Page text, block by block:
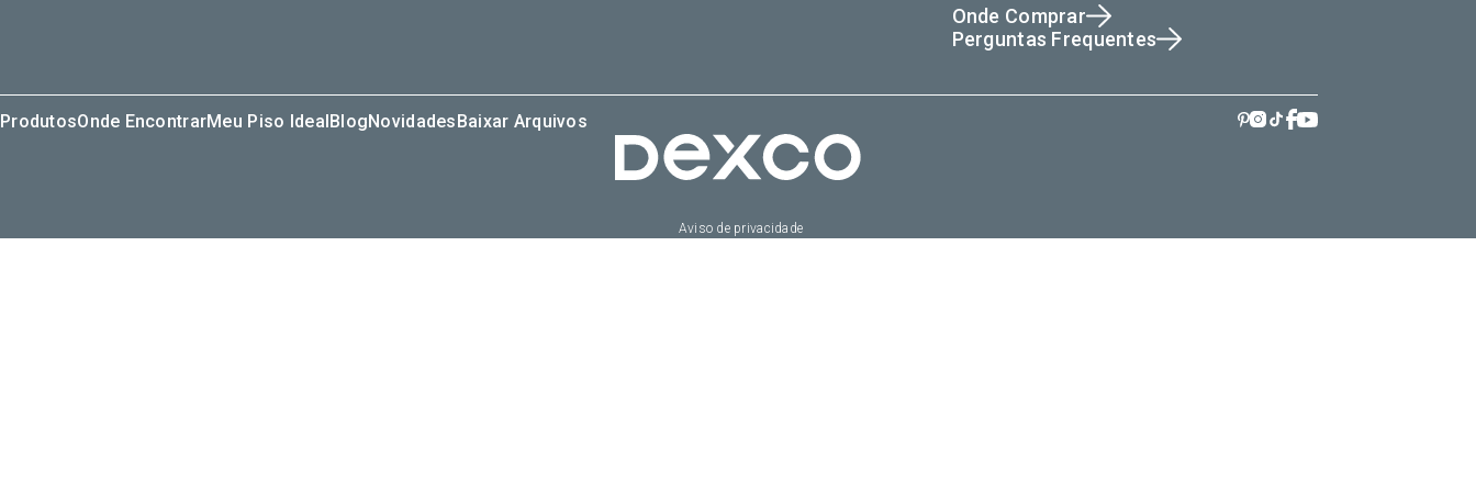
Onde Comprar
Perguntas Frequentes
ProdutosOnde EncontrarMeu Piso IdealBlogNovidadesBaixar Arquivos
Aviso de privacidade